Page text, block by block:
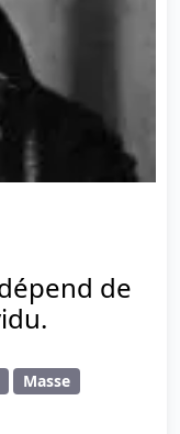
de
Masse